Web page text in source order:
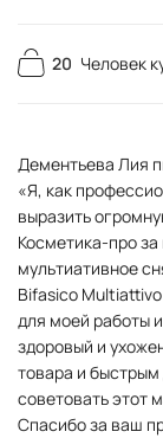
20 Человек
Дементьева Лия
«Я, как
выразить
Косметика-про
мультиативное
Bifasico Multiattivo
для моей работы
здоровый и
товара и быстрым
советовать этот
Спасибо за ваш